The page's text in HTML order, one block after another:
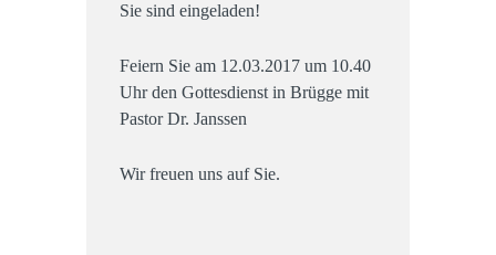
Sie sind eingeladen!
Feiern Sie am 12.03.2017 um 10.40
Uhr den Gottesdienst in Brügge mit
Pastor Dr. Janssen
Wir freuen uns auf Sie.